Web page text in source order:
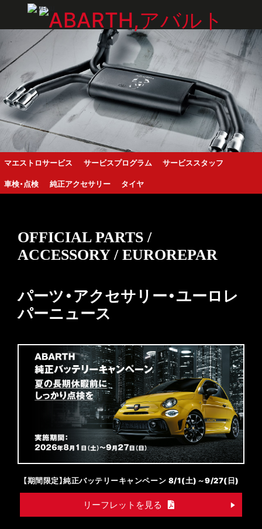
マエストロサービス サービスプログラム
サービススタッフ
車検・点検
純正アクセサリー タイヤ
OFFICIAL PARTS /
ACCESSORY / EUROREPAR
パーツ・アクセサリー・ユーロレ
パーニュース
【期間限定】純正バッテリーキャンペーン 8/1(土)～9/27(日)
リーフレットを見る